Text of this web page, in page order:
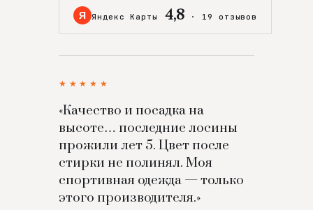
Я Яндекс Карты 4,8 · 19 отзывов
★★★★★
«Качество и посадка на
высоте… последние лосины
прожили лет 5. Цвет после
стирки не полинял. Моя
спортивная одежда — только
этого производителя.»